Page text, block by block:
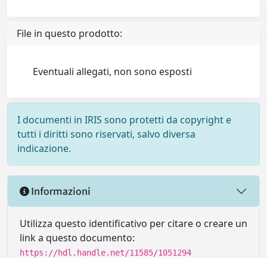
File in questo prodotto:
Eventuali allegati, non sono esposti
I documenti in IRIS sono protetti da copyright e
tutti i diritti sono riservati, salvo diversa
indicazione.
Informazioni
Utilizza questo identificativo per citare o creare un
link a questo documento:
https://hdl.handle.net/11585/1051294